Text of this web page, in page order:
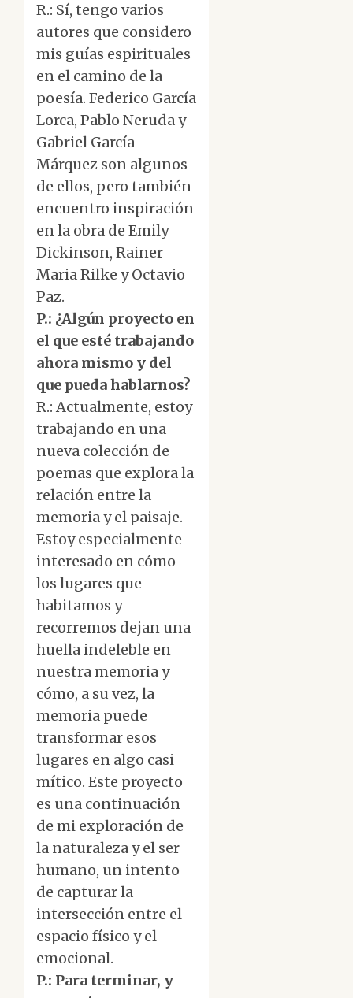
R.: Sí, tengo varios
autores que considero
mis guías espirituales
en el camino de la
poesía. Federico García
Lorca, Pablo Neruda y
Gabriel García
Márquez son algunos
de ellos, pero también
encuentro inspiración
en la obra de Emily
Dickinson, Rainer
Maria Rilke y Octavio
Paz.
P.: ¿Algún proyecto en
el que esté trabajando
ahora mismo y del
que pueda hablarnos?
R.: Actualmente, estoy
trabajando en una
nueva colección de
poemas que explora la
relación entre la
memoria y el paisaje.
Estoy especialmente
interesado en cómo
los lugares que
habitamos y
recorremos dejan una
huella indeleble en
nuestra memoria y
cómo, a su vez, la
memoria puede
transformar esos
lugares en algo casi
mítico. Este proyecto
es una continuación
de mi exploración de
la naturaleza y el ser
humano, un intento
de capturar la
intersección entre el
espacio físico y el
emocional.
P.: Para terminar, y